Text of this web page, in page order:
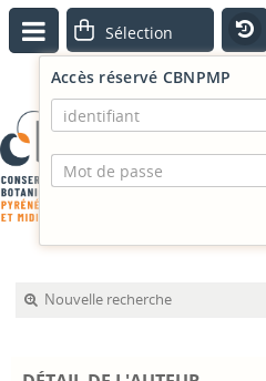
Accès réservé CBNPMP
Nouvelle recherche